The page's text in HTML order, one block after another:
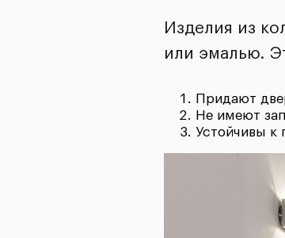
Изделия из
или эмалью.
Придают
Не имеют
Устойчивы к